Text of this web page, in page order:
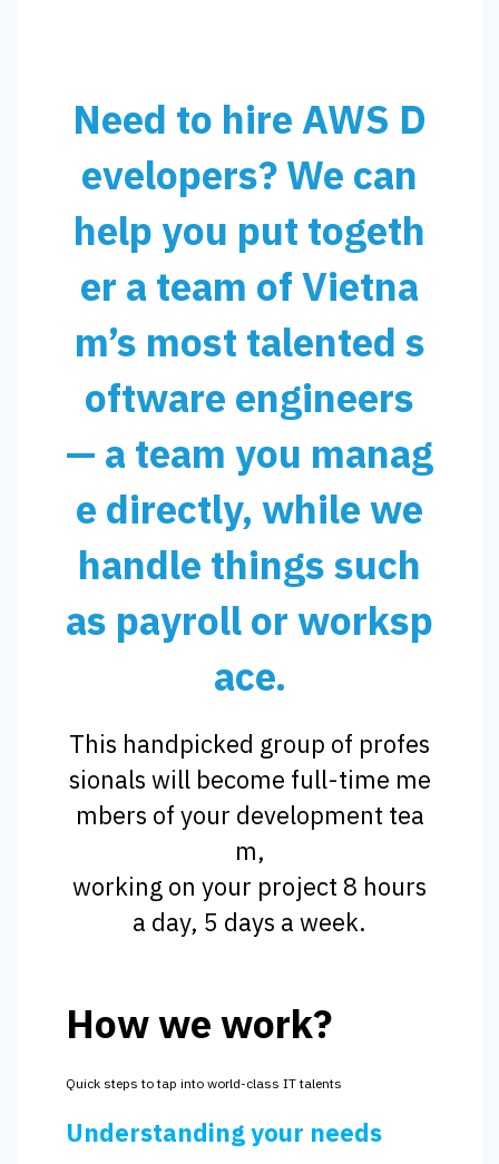
Need to hire AWS D
evelopers? We can
help you put togeth
er a team of Vietna
m’s most talented s
oftware engineers
— a team you manag
e directly, while we
handle things such
as payroll or worksp
ace.
This handpicked group of profes
sionals will become full-time me
mbers of your development tea
m,
working on your project 8 hours
a day, 5 days a week.
How we work?
Quick steps to tap into world-class IT talents
Understanding your needs